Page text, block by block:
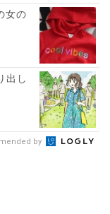
女の
出し
by